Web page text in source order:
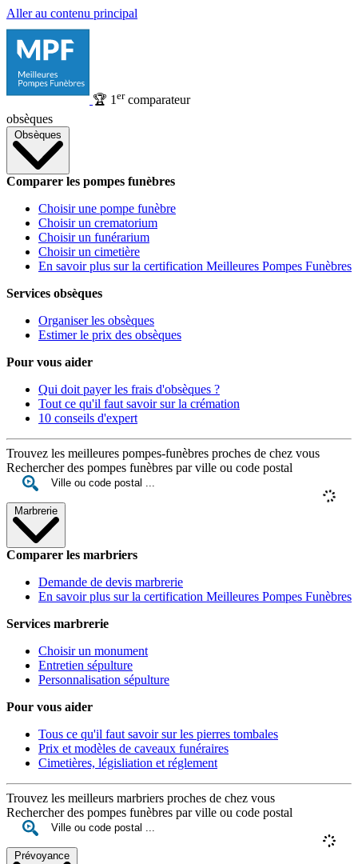
Aller au contenu principal
🏆 1 ercomparateur
obsèques
Obsèques
Comparer les pompes funèbres
Choisir une pompe funèbre
Choisir un crematorium
Choisir un funérarium
Choisir un cimetière
En savoir plus sur la certification Meilleures Pompes Funèbres
Services obsèques
Organiser les obsèques
Estimer le prix des obsèques
Pour vous aider
Qui doit payer les frais d'obsèques ?
Tout ce qu'il faut savoir sur la crémation
10 conseils d'expert
Trouvez les meilleures pompes-funèbres proches de chez vous
Rechercher des pompes funèbres par ville ou code postal
Marbrerie
Comparer les marbriers
Demande de devis marbrerie
En savoir plus sur la certification Meilleures Pompes Funèbres
Services marbrerie
Choisir un monument
Entretien sépulture
Personnalisation sépulture
Pour vous aider
Tous ce qu'il faut savoir sur les pierres tombales
Prix et modèles de caveaux funéraires
Cimetières, législiation et réglement
Trouvez les meilleurs marbriers proches de chez vous
Rechercher des pompes funèbres par ville ou code postal
Prévoyance